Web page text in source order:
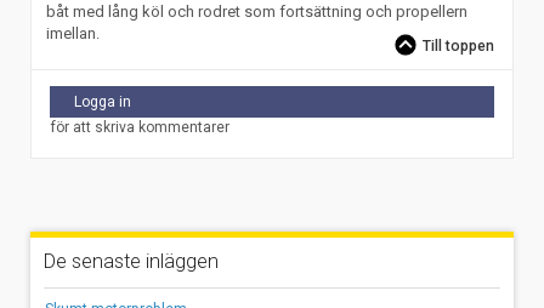
båt med lång köl och rodret som fortsättning och propellern
imellan.
Till toppen
Logga in
för att skriva kommentarer
De senaste inläggen